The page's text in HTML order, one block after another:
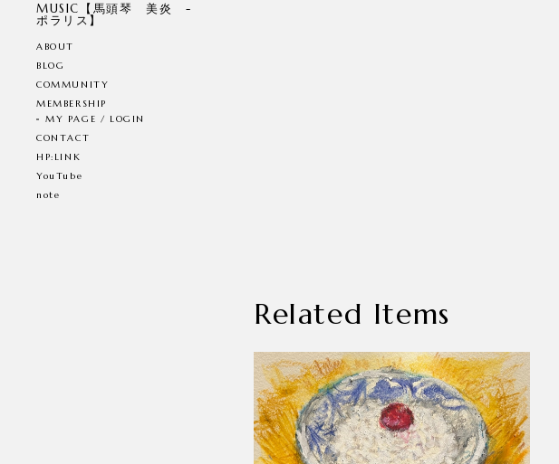
MUSIC【馬頭琴 美炎 -
ポラリス】
ABOUT
BLOG
COMMUNITY
MEMBERSHIP
MY PAGE / LOGIN
CONTACT
HP:LINK
YouTube
note
Related Items